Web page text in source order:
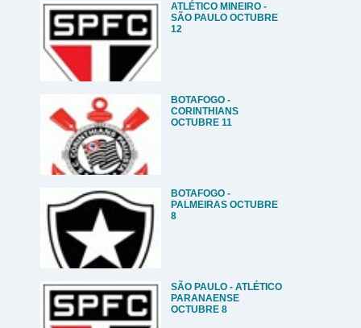
ATLÉTICO MINEIRO -
SÃO PAULO OCTUBRE
12
BOTAFOGO -
CORINTHIANS
OCTUBRE 11
BOTAFOGO -
PALMEIRAS OCTUBRE
8
SÃO PAULO - ATLÉTICO
PARANAENSE
OCTUBRE 8